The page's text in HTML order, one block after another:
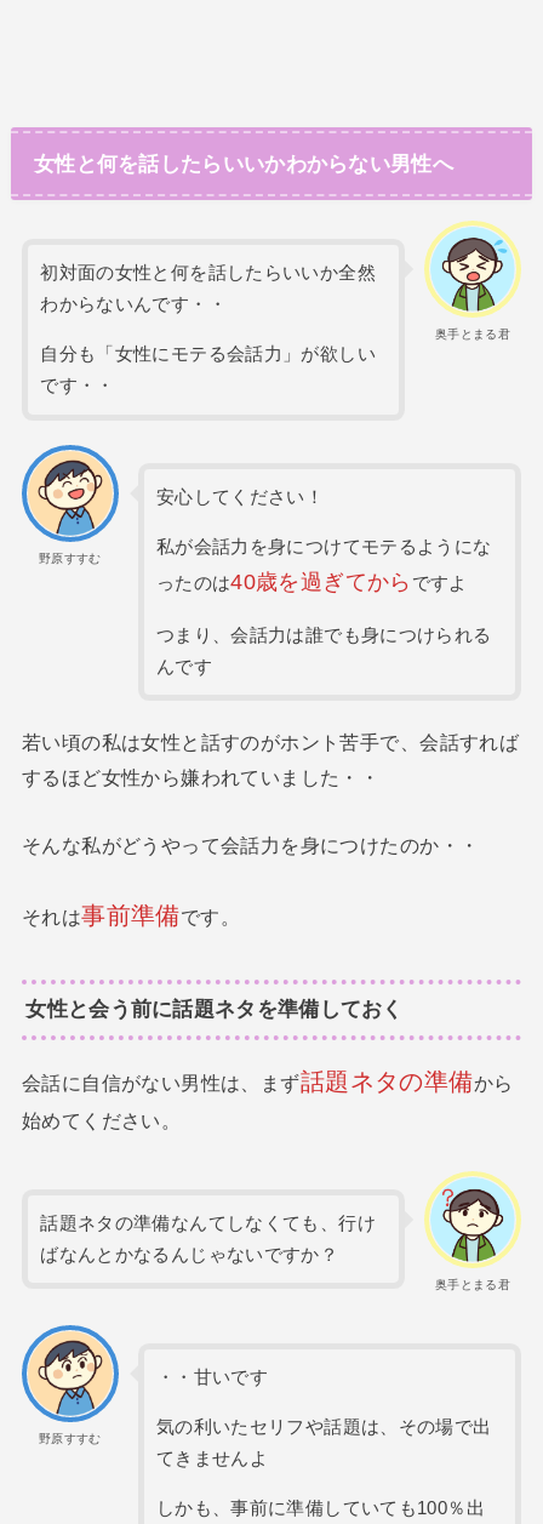
女性と何を話したらいいかわからない男性へ
奥手とまる君
初対面の女性と何を話したらいいか全然
わからないんです・・
自分も「女性にモテる会話力」が欲しい
です・・
野原すすむ
安心してください！
私が会話力を身につけてモテるようにな
ったのは40歳を過ぎてから ですよ
つまり、会話力は誰でも身につけられる
んです
若い頃の私は女性と話すのがホント苦手で、会話すれば
するほど女性から嫌われていました・・
そんな私がどうやって会話力を身につけたのか・・
それは事前準備です。
女性と会う前に話題ネタを準備しておく
会話に自信がない男性は、まず話題ネタの準備から
始めてください。
奥手とまる君
話題ネタの準備なんてしなくても、行け
ばなんとかなるんじゃないですか？
野原すすむ
・・甘いです
気の利いたセリフや話題は、その場で出
てきませんよ
しかも、事前に準備していても100％出